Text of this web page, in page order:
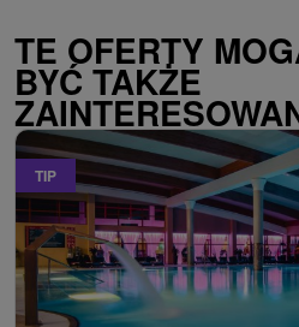
TE OFERTY
BYĆ TAKŻE
TIP